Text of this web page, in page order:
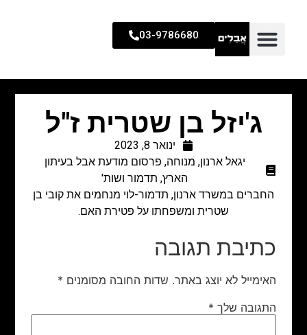
03-9786680
ג'יזל בן שטרית ז"ל
ינואר 8, 2023
יגאל ארנון, מנוחה, פרסום מודעת אבל בעיתון
הארץ, תדמור ושות'
החברים במשרד ארנון, תדמור-לוי מנחמים את קובי בן
שטרית ומשפחתו על פטירת האם.
כתיבת תגובה
האימייל לא יוצג באתר. שדות החובה מסומנים *
התגובה שלך *